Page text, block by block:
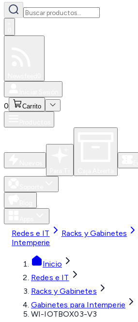
0 Carrito
Redes e IT Racks y Gabinetes
Intemperie
Inicio
Redes e IT
Racks y Gabinetes
Gabinetes para Intemperie
WI-IOTBOX03-V3